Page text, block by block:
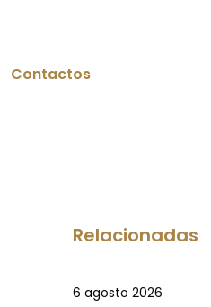
Contactos
Relacionadas
6 agosto 2026